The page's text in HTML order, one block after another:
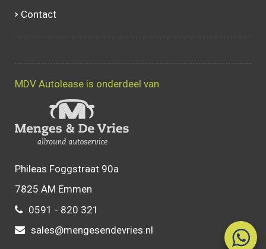
Contact
MDV Autolease is onderdeel van
Phileas Foggstraat 90a
7825 AM Emmen
0591 - 820 321
sales@mengesendevries.nl